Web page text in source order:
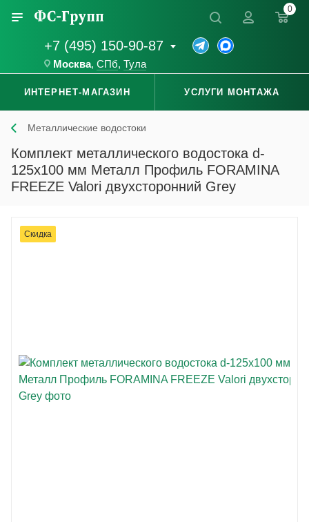
+7 (495) 150-90-87
Москва, СПб, Тула
0
ИНТЕРНЕТ-МАГАЗИН УСЛУГИ МОНТАЖА
Металлические водостоки
Комплект металлического водостока d-
125x100 мм Металл Профиль FORAMINA
FREEZE Valori двухсторонний Grey
Скидка